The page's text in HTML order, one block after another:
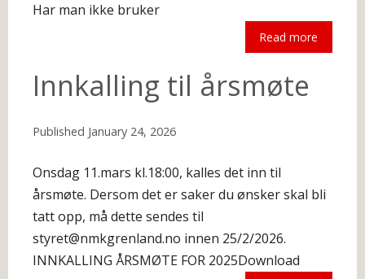
Har man ikke bruker
Read more
Innkalling til årsmøte
Published January 24, 2026
Onsdag 11.mars kl.18:00, kalles det inn til
årsmøte. Dersom det er saker du ønsker skal bli
tatt opp, må dette sendes til
styret@nmkgrenland.no innen 25/2/2026.
INNKALLING ÅRSMØTE FOR 2025Download